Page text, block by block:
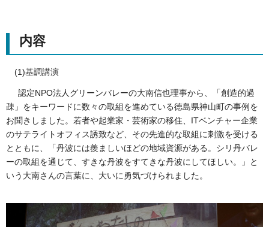
内容
(1)基調講演
認定NPO法人グリーンバレーの大南信也理事から、「創造的過
疎」をキーワードに数々の取組を進めている徳島県神山町の事例を
お聞きしました。若者や起業家・芸術家の移住、ITベンチャー企業
のサテライトオフィス誘致など、その先進的な取組に刺激を受ける
とともに、「丹波には羨ましいほどの地域資源がある。シリ丹バレ
ーの取組を通じて、すきな丹波をすてきな丹波にしてほしい。」と
いう大南さんの言葉に、大いに勇気づけられました。